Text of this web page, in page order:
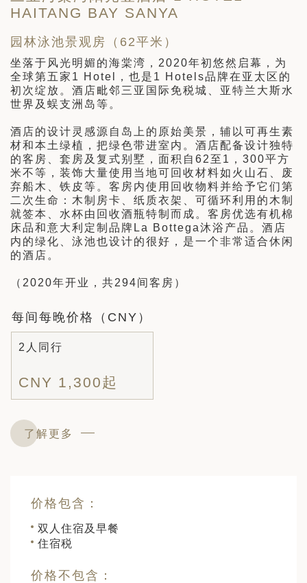
HAITANG BAY SANYA
园林泳池景观房（62平米）
坐落于风光明媚的海棠湾，2020年初悠然启幕，为
全球第五家1 Hotel，也是1 Hotels品牌在亚太区的
初次绽放。酒店毗邻三亚国际免税城、亚特兰大斯水
世界及蜈支洲岛等。
酒店的设计灵感源自岛上的原始美景，辅以可再生素
材和本土绿植，把绿色带进室内。酒店配备设计独特
的客房、套房及复式别墅，面积自62至1，300平方
米不等，装饰大量使用当地可回收材料如火山石、废
弃船木、铁皮等。客房内使用回收物料并给予它们第
二次生命：木制房卡、纸质衣架、可循环利用的木制
就签本、水杯由回收酒瓶特制而成。客房优选有机棉
床品和意大利定制品牌La Bottega沐浴产品。酒店
内的绿化、泳池也设计的很好，是一个非常适合休闲
的酒店。
（2020年开业，共294间客房）
每间每晚价格（CNY）
2人同行
CNY 1,300起
了解更多
价格包含：
双人住宿及早餐
住宿税
价格不包含：